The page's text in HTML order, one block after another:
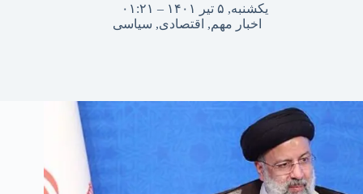
یکشنبه, ۵ تیر ۱۴۰۱ – ۰۱:۲۱
اخبار مهم, اقتصادی, سیاسی